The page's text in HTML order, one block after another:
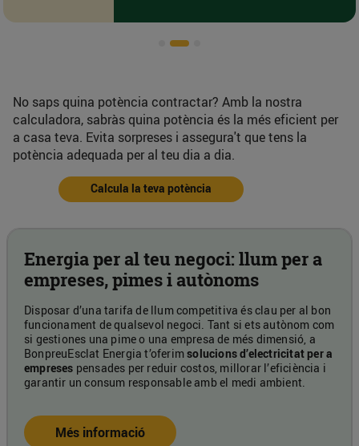
No saps quina potència contractar? Amb la nostra
calculadora, sabràs quina potència és la més eficient per
a casa teva. Evita sorpreses i assegura't que tens la
potència adequada per al teu dia a dia.
Calcula la teva potència
Energia per al teu negoci: llum per a
empreses, pimes i autònoms
Disposar d’una tarifa de llum competitiva és clau per al bon
funcionament de qualsevol negoci. Tant si ets autònom com
si gestiones una pime o una empresa de més dimensió, a
BonpreuEsclat Energia t’oferimsolucions d’electricitat per a
empreses pensades per reduir costos, millorar l’eficiència i
garantir un consum responsable amb el medi ambient.
Més informació